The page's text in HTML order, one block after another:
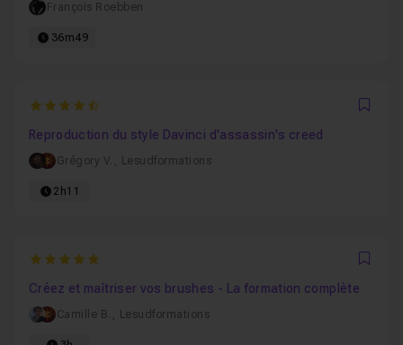
François Roebben
36m49
4.9444444444444
Reproduction du style Davinci d'assassin's creed
Grégory V. , Lesudformations
2h11
5
Créez et maîtriser vos brushes - La formation complète
Camille B. , Lesudformations